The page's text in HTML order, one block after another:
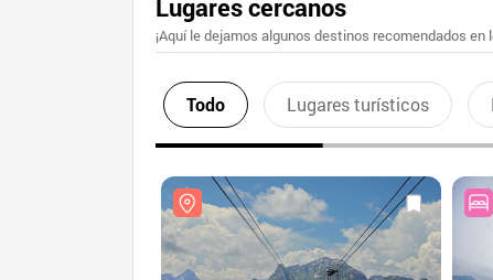
Lugares cercanos
¡Aquí le dejamos algunos destinos recomendados
Todo Lugares turísticos